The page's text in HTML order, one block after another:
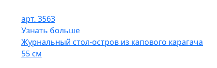
арт. 3563
Узнать больше
Журнальный стол-остров из капового карагача
55 см